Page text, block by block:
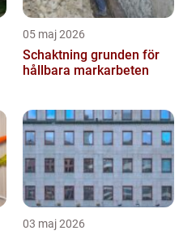
05 maj 2026
Schaktning grunden för
hållbara markarbeten
03 maj 2026